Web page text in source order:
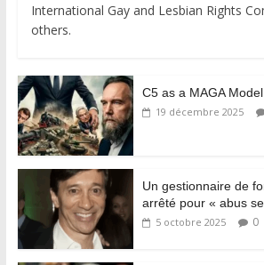
International Gay and Lesbian Rights
others.
C5 as a MAGA
19 décembre 2025
Un gestionnaire de
arrêté pour « abus
5 octobre 2025 0